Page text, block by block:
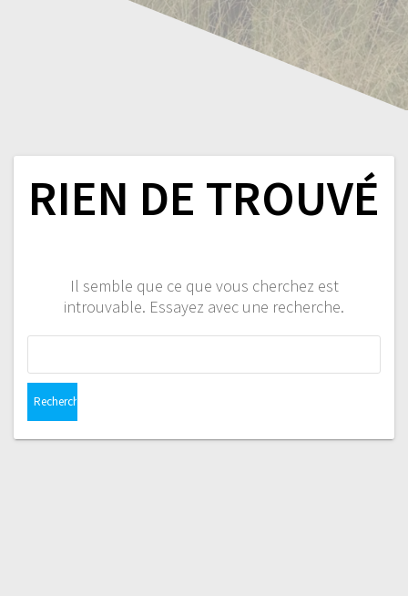
RIEN DE TROUVÉ
Il semble que ce que vous cherchez est
introuvable. Essayez avec une recherche.